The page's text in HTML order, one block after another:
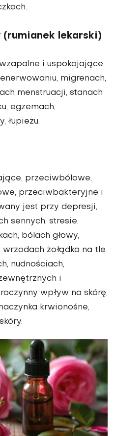
lekarski)
i uspokajające.
migrenach,
menstruacji, stanach
egzemach,
łupieżu.
przeciwbólowe,
przeciwbakteryjne i
jest przy depresji,
sennych, stresie,
bólach głowy,
wrzodach żołądka na tle
nudnościach,
i
wpływ na skórę,
krwionośne,